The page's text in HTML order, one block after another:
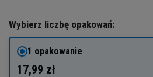
Wybierz liczbę opakowań:
1 opakowanie
17,99 zł